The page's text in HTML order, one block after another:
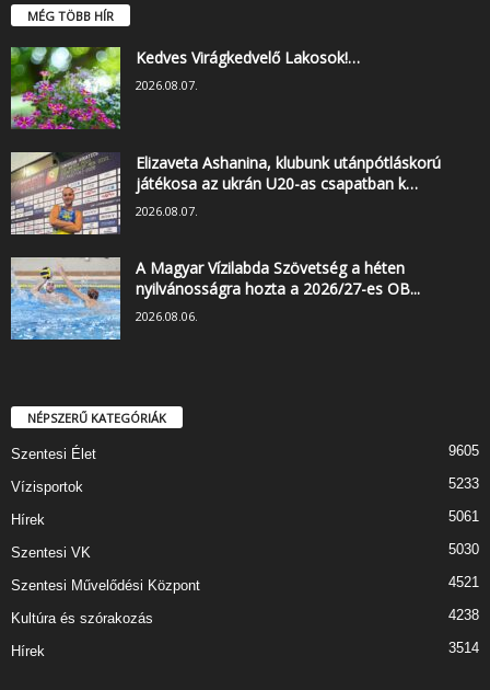
MÉG TÖBB HÍR
Kedves Virágkedvelő Lakosok!…
2026.08.07.
Elizaveta Ashanina, klubunk utánpótláskorú
játékosa az ukrán U20-as csapatban k…
2026.08.07.
A Magyar Vízilabda Szövetség a héten
nyilvánosságra hozta a 2026/27-es OB...
2026.08.06.
NÉPSZERŰ KATEGÓRIÁK
Szentesi Élet 9605
Vízisportok 5233
Hírek 5061
Szentesi VK 5030
Szentesi Művelődési Központ 4521
Kultúra és szórakozás 4238
Hírek 3514